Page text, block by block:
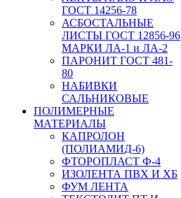
ГОСТ 14256-78
АСБОСТАЛЬНЫЕ
ЛИСТЫ ГОСТ 12856-96
МАРКИ ЛА-1 и ЛА-2
ПАРОНИТ ГОСТ 481-
80
НАБИВКИ
САЛЬНИКОВЫЕ
ПОЛИМЕРНЫЕ
МАТЕРИАЛЫ
КАПРОЛОН
(ПОЛИАМИД-6)
ФТОРОПЛАСТ Ф-4
ИЗОЛЕНТА ПВХ И ХБ
ФУМ ЛЕНТА